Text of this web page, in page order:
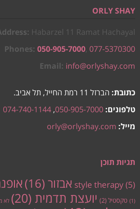
ORLY SHAY
Habarzel 11 Ramat Hachayal
Phones: 050-905-7000, 077-5370300
Email: info@orlyshay.com
כתובת: הברזל 11 רמת החייל, תל אביב.
טלפונים: 050-905-7000
,
074-740-1144
מייל: orly@orlyshay.com
תגיות תוכן
style therapy(5) אבזור (16)
(1) טקסטיל(2) יועצת תדמית (20) לא